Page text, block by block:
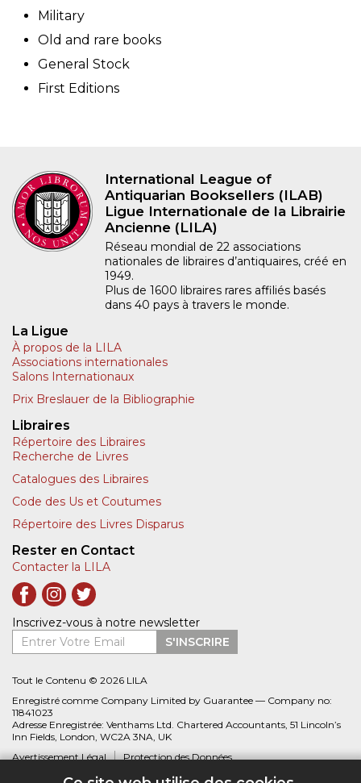
Military
Old and rare books
General Stock
First Editions
International League of
Antiquarian Booksellers (ILAB)
Ligue Internationale de la Librairie
Ancienne (LILA)
Réseau mondial de 22 associations
nationales de libraires d’antiquaires, créé en
1949.
Plus de 1600 libraires rares affiliés basés
dans 40 pays à travers le monde.
La Ligue
À propos de la LILA
Associations internationales
Salons Internationaux
Prix Breslauer de la Bibliographie
Libraires
Répertoire des Libraires
Recherche de Livres
Catalogues des Libraires
Code des Us et Coutumes
Répertoire des Livres Disparus
Rester en Contact
Contacter la LILA
Inscrivez-vous à notre newsletter
Entrer Votre Email
S'INSCRIRE
Tout le Contenu © 2026 LILA
Enregistré comme Company Limited by Guarantee — Company no:
11841023
Adresse Enregistrée: Venthams Ltd. Chartered Accountants, 51 Lincoln’s
Inn Fields, London, WC2A 3NA, UK
Avertissement Légal
Protection des Données